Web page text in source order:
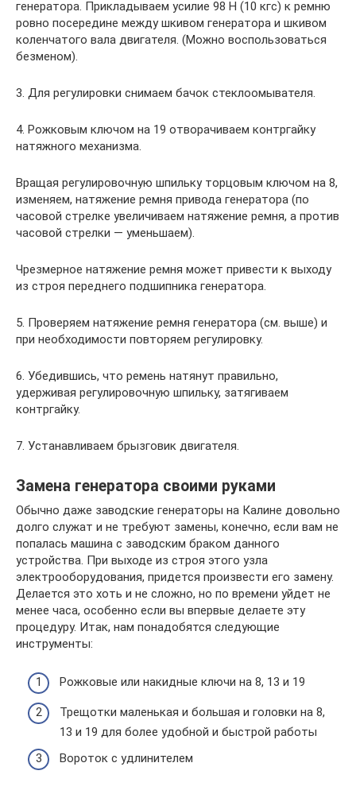
генератора. Прикладываем усилие 98 Н (10 кгс) к ремню
ровно посередине между шкивом генератора и шкивом
коленчатого вала двигателя. (Можно воспользоваться
безменом).
3. Для регулировки снимаем бачок стеклоомывателя.
4. Рожковым ключом на 19 отворачиваем контргайку
натяжного механизма.
Вращая регулировочную шпильку торцовым ключом на 8,
изменяем, натяжение ремня привода генератора (по
часовой стрелке увеличиваем натяжение ремня, а против
часовой стрелки — уменьшаем).
Чрезмерное натяжение ремня может привести к выходу
из строя переднего подшипника генератора.
5. Проверяем натяжение ремня генератора (см. выше) и
при необходимости повторяем регулировку.
6. Убедившись, что ремень натянут правильно,
удерживая регулировочную шпильку, затягиваем
контргайку.
7. Устанавливаем брызговик двигателя.
Замена генератора своими руками
Обычно даже заводские генераторы на Калине довольно
долго служат и не требуют замены, конечно, если вам не
попалась машина с заводским браком данного
устройства. При выходе из строя этого узла
электрооборудования, придется произвести его замену.
Делается это хоть и не сложно, но по времени уйдет не
менее часа, особенно если вы впервые делаете эту
процедуру. Итак, нам понадобятся следующие
инструменты:
Рожковые или накидные ключи на 8, 13 и 19
Трещотки маленькая и большая и головки на 8,
13 и 19 для более удобной и быстрой работы
Вороток с удлинителем